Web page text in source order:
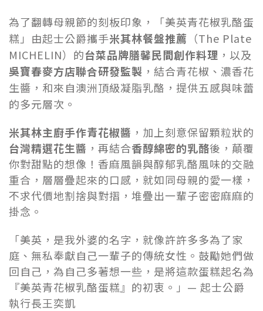
為了翻轉母親節的刻板印象，「美英青花椒乳酪蛋
糕」由起士公爵攜手米其林餐盤推薦 （The Plate
MICHELIN）的台菜品牌膳馨民間創作料理 ，以及
吳寶春麥方店聯合研發監製 ，結合青花椒、濃香花
生醬，和來自澳洲頂級凝脂乳酪，提供五感與味蕾
的多元層次。
米其林主廚手作青花椒醬 ，加上刻意保留顆粒狀的
台灣精選花生醬 ，再結合香醇綿密的乳酪後，顛覆
你對甜點的想像！香麻風韻與醇郁乳酪風味的交融
重合，層層疊起來的口感，就如同母親的愛一樣，
不求代價地割捨與對摺，堆疊出一輩子密密麻麻的
掛念。
「美英，是我外婆的名字，就像許許多多為了家
庭、無私奉獻自己一輩子的傳統女性。鼓勵她們做
回自己，為自己多著想一些，是將這款蛋糕起名為
『美英青花椒乳酪蛋糕』的初衷。」— 起士公爵
執行長王奕凱